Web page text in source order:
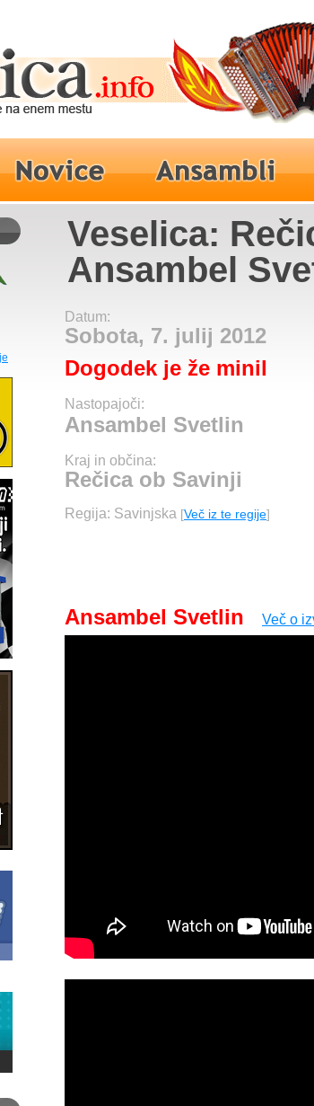
Veselica:
Ansambel
Datum:
Sobota, 7. julij 2012
Dogodek je že minil
Nastopajoči:
Ansambel Svetlin
Kraj in občina:
Rečica ob Savinji
Regija: Savinjska [Več iz te regije]
Ansambel Svetlin Več o